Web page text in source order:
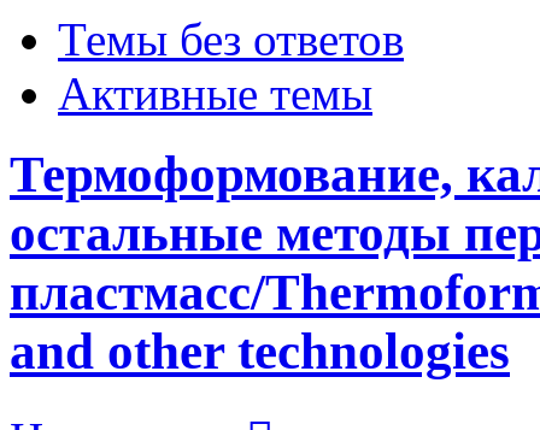
Темы без ответов
Активные темы
Термоформование,
остальные методы
пластмасс/
and other technologies